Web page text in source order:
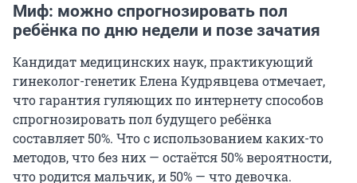
Миф: можно спрогнозировать пол
ребёнка по дню недели и позе зачатия
Кандидат медицинских наук, практикующий
гинеколог-генетик Елена Кудрявцева отмечает,
что гарантия гуляющих по интернету способов
спрогнозировать пол будущего ребёнка
составляет 50%. Что с использованием каких-то
методов, что без них — остаётся 50% вероятности,
что родится мальчик, и 50% — что девочка.